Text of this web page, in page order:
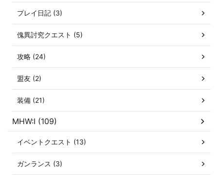
プレイ日記 (3)
傀異討究クエスト (5)
攻略 (24)
盟友 (2)
装備 (21)
MHW:I (109)
イベントクエスト (13)
ガンランス (3)